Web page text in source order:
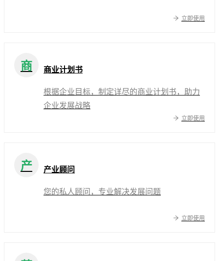
立即使用
商 商业计划书
根据企业目标，制定详尽的商业计划书，助力
企业发展战略
立即使用
产 产业顾问
您的私人顾问，专业解决发展问题
立即使用